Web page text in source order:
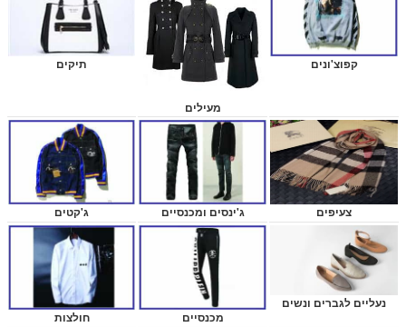
תיקים
מעילים
קפוצ'ונים
ג'קטים ג'ינסים ומכנסיים צעיפים
חולצות מכנסיים
נעליים לגברים ונשים